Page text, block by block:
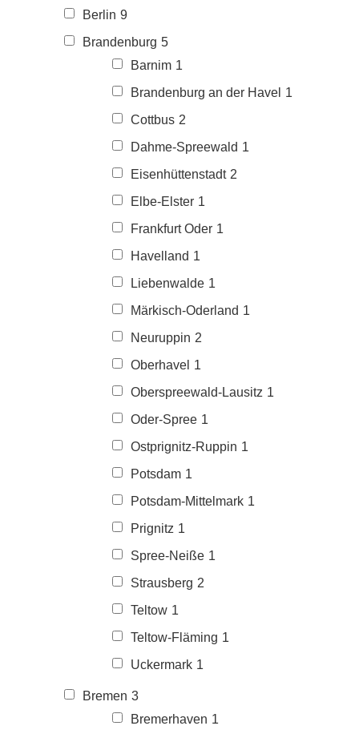
Berlin 9
Brandenburg 5
Barnim 1
Brandenburg an der Havel 1
Cottbus 2
Dahme-Spreewald 1
Eisenhüttenstadt 2
Elbe-Elster 1
Frankfurt Oder 1
Havelland 1
Liebenwalde 1
Märkisch-Oderland 1
Neuruppin 2
Oberhavel 1
Oberspreewald-Lausitz 1
Oder-Spree 1
Ostprignitz-Ruppin 1
Potsdam 1
Potsdam-Mittelmark 1
Prignitz 1
Spree-Neiße 1
Strausberg 2
Teltow 1
Teltow-Fläming 1
Uckermark 1
Bremen 3
Bremerhaven 1